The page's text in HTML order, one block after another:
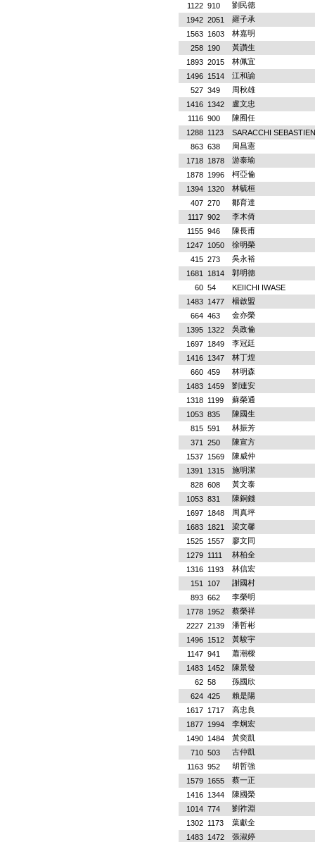
1122 910
劉民德
1942 2051
羅子承
1563
1603
林嘉明
258
190
黃讚生
1893 2015
林佩宜
1496
1514
江和諭
527 349
周秋雄
1416
1342
盧文忠
1116 900
陳囿任
1288
1123
SARACCHI
863 638
周昌憲
1718
1878
游泰瑜
1878
1996
柯亞倫
1394
1320
林毓桓
407 270
鄒育達
1117 902
李木倚
1155 946
陳長甫
1247
1050
徐明榮
415 273
吳永裕
1681
1814
郭明德
60 54
KEIICHI IWASE
1483
1477
楊啟盟
664 463
金亦榮
1395
1322
吳政倫
1697
1849
李冠廷
1416
1347
林丁煌
660 459
林明森
1483
1459
劉連安
1318
1199
蘇榮通
1053 835
陳國生
815 591
林振芳
371
250
陳宣方
1537
1569
陳威仲
1391
1315
施明潔
828 608
黃文泰
1053 831
陳銅錢
1697
1848
周真坪
1683
1821
梁文馨
1525
1557
廖文同
1279
1111
林柏全
1316
1193
林信宏
151
107
謝國村
893 662
李榮明
1778
1952
蔡榮祥
2227 2139
潘哲彬
1496
1512
黃駿宇
1147 941
蕭潮樑
1483
1452
陳景發
62 58
孫國欣
624 425
賴是陽
1617
1717
高忠良
1877
1994
李炯宏
1490
1484
黃奕凱
710 503
古仲凱
1163 952
胡哲強
1579
1655
蔡一正
1416
1344
陳國榮
1014 774
劉祚淵
1302
1173
葉獻全
1483
1472
張淑婷